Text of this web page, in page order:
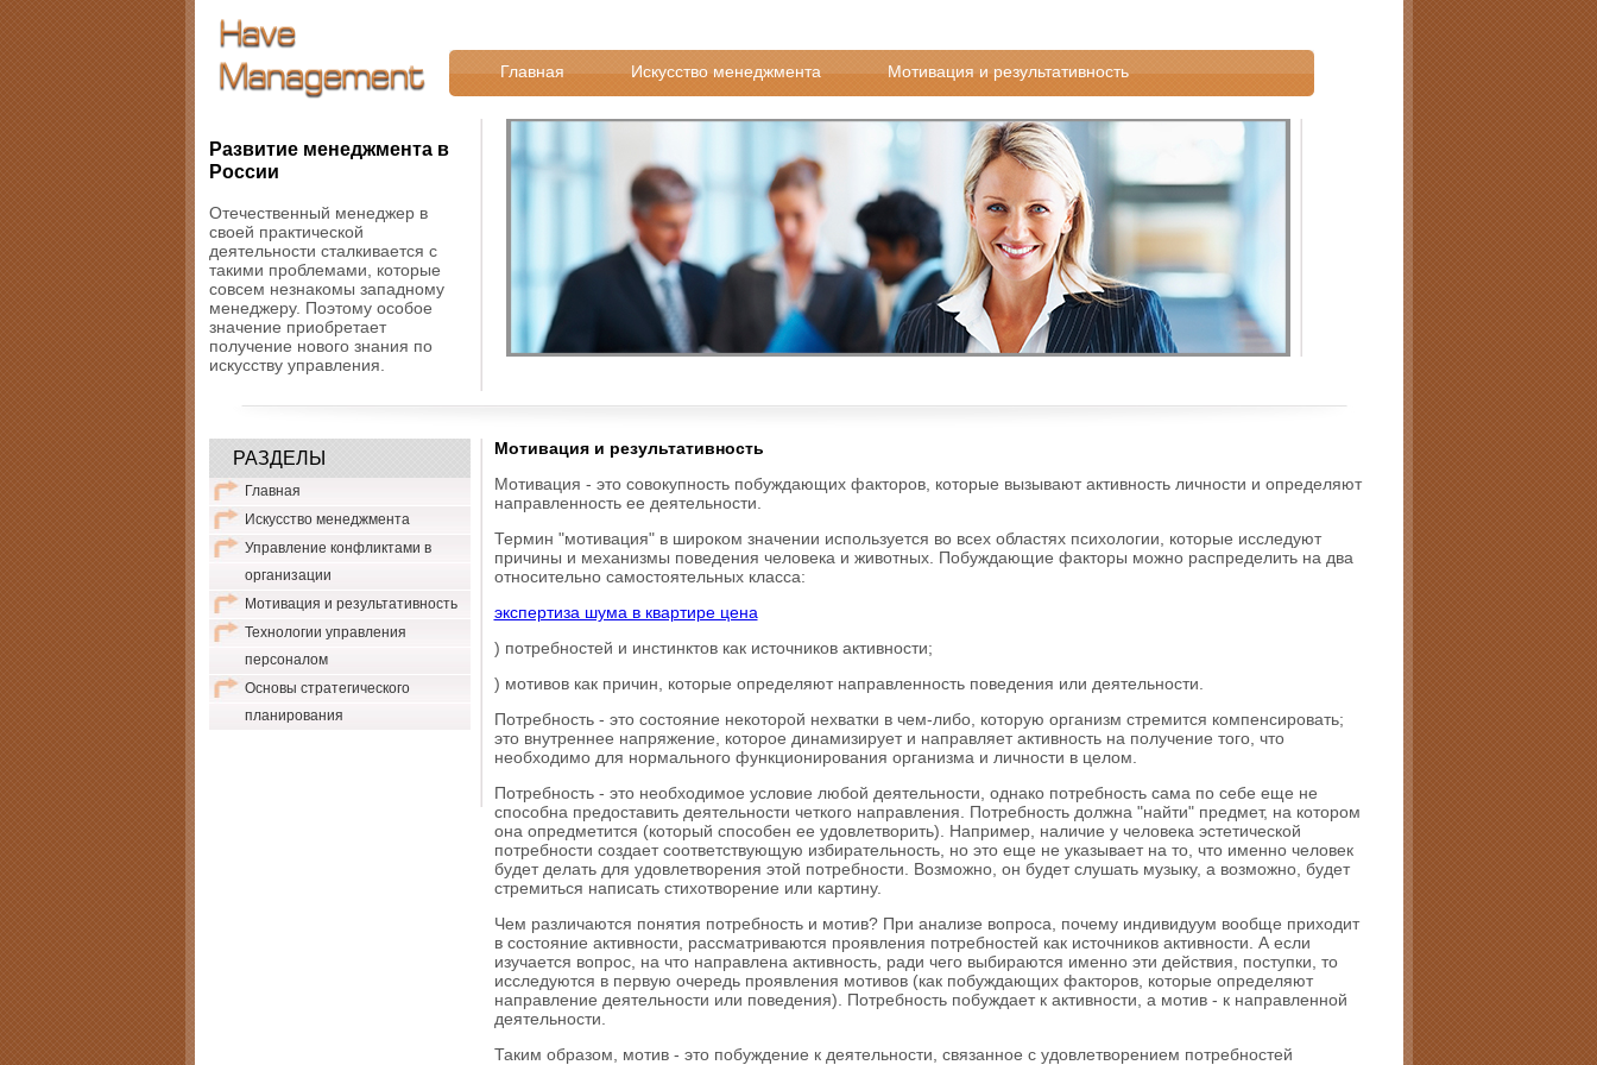
Главная Искусство менеджмента Мотивация и результативность
Развитие менеджмента в
России
Отечественный менеджер в
своей практической
деятельности сталкивается с
такими проблемами, которые
совсем незнакомы западному
менеджеру. Поэтому особое
значение приобретает
получение нового знания по
искусству управления.
РАЗДЕЛЫ
Главная
Искусство менеджмента
Управление конфликтами в
организации
Мотивация и результативность
Технологии управления
персоналом
Основы стратегического
планирования
Мотивация и результативность
Мотивация - это совокупность побуждающих факторов, которые вызывают активность личности и определяют
направленность ее деятельности.
Термин "мотивация" в широком значении используется во всех областях психологии, которые исследуют
причины и механизмы поведения человека и животных. Побуждающие факторы можно распределить на два
относительно самостоятельных класса:
экспертиза шума в квартире цена
) потребностей и инстинктов как источников активности;
) мотивов как причин, которые определяют направленность поведения или деятельности.
Потребность - это состояние некоторой нехватки в чем-либо, которую организм стремится компенсировать;
это внутреннее напряжение, которое динамизирует и направляет активность на получение того, что
необходимо для нормального функционирования организма и личности в целом.
Потребность - это необходимое условие любой деятельности, однако потребность сама по себе еще не
способна предоставить деятельности четкого направления. Потребность должна "найти" предмет, на котором
она опредметится (который способен ее удовлетворить). Например, наличие у человека эстетической
потребности создает соответствующую избирательность, но это еще не указывает на то, что именно человек
будет делать для удовлетворения этой потребности. Возможно, он будет слушать музыку, а возможно, будет
стремиться написать стихотворение или картину.
Чем различаются понятия потребность и мотив? При анализе вопроса, почему индивидуум вообще приходит
в состояние активности, рассматриваются проявления потребностей как источников активности. А если
изучается вопрос, на что направлена активность, ради чего выбираются именно эти действия, поступки, то
исследуются в первую очередь проявления мотивов (как побуждающих факторов, которые определяют
направление деятельности или поведения). Потребность побуждает к активности, а мотив - к направленной
деятельности.
Таким образом, мотив - это побуждение к деятельности, связанное с удовлетворением потребностей